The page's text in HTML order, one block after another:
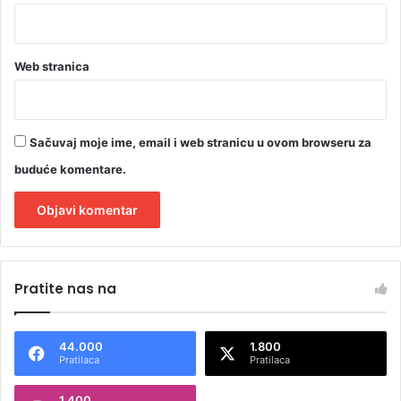
Web stranica
Sačuvaj moje ime, email i web stranicu u ovom browseru za
buduće komentare.
t
n
Pratite nas na
44.000
Pratilaca
1.800
Pratilaca